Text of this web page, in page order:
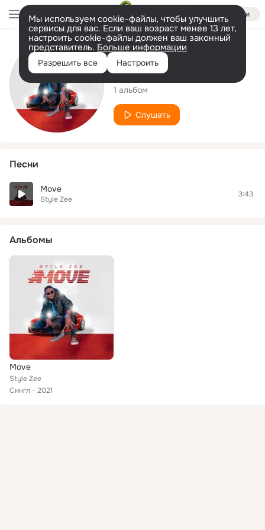
Войти
Мы используем cookie-файлы, чтобы улучшить
сервисы для вас. Если ваш возраст менее 13 лет,
настроить cookie-файлы должен ваш законный
представитель. Больше информации
Разрешить все Настроить
Исполнитель
Style Zee
1 альбом
Слушать
Песни
Move
Style Zee
3:43
Альбомы
Move
Style Zee
Сингл
2021